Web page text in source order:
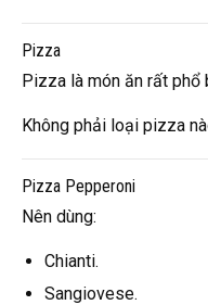
Pizza
Pizza là món ăn rất phổ
Không phải loại pizza
Pizza Pepperoni
Nên dùng:
Chianti.
Sangiovese.